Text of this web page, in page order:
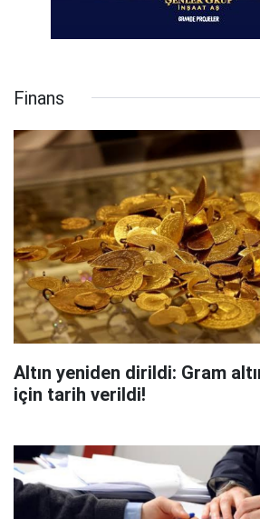
Finans
Altın yeniden dirildi: Gram
için tarih verildi!